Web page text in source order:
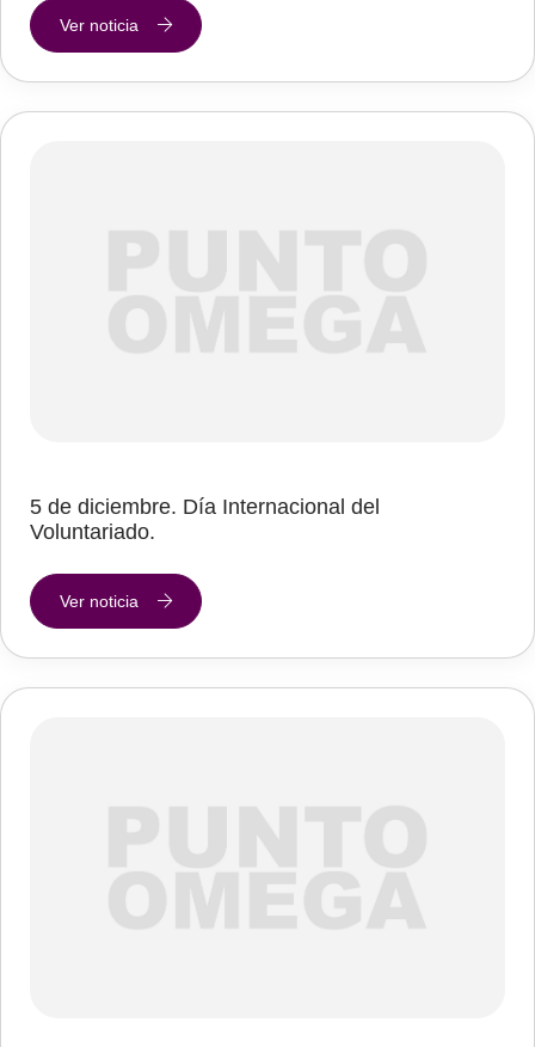
Ver noticia
5 de diciembre. Día Internacional del
Voluntariado.
Ver noticia